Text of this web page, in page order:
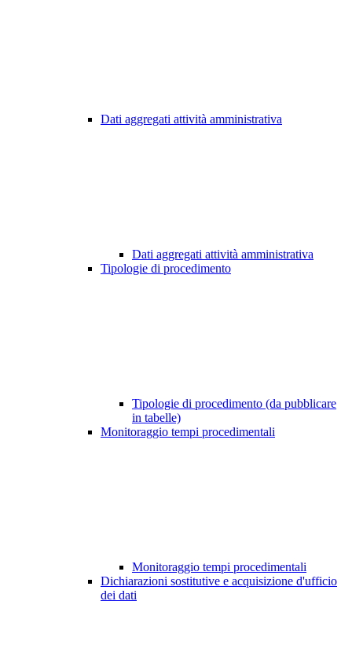
Dati aggregati attività amministrativa
Dati aggregati attività amministrativa
Tipologie di procedimento
Tipologie di procedimento (da pubblicare
in tabelle)
Monitoraggio tempi procedimentali
Monitoraggio tempi procedimentali
Dichiarazioni sostitutive e acquisizione d'ufficio
dei dati